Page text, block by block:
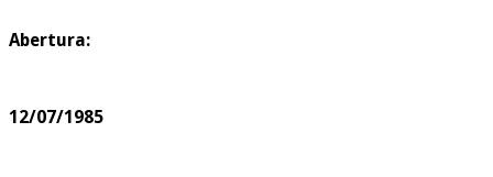
Abertura:
12/07/1985